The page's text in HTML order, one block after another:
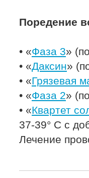
Поредение
• «Фаза 3»
• «Даксин»
• «Грязевая
• «Фаза 2»
• «Квартет
37-39° С с
Лечение